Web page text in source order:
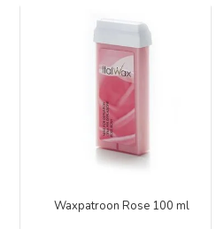
Waxpatroon Rose 100 ml